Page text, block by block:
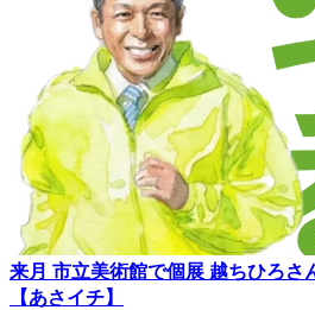
来月 市立美術館で個展 越ちひろさ
【あさイチ】